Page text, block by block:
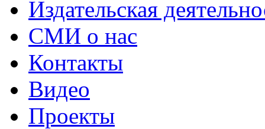
Издательская
СМИ о нас
Контакты
Видео
Проекты